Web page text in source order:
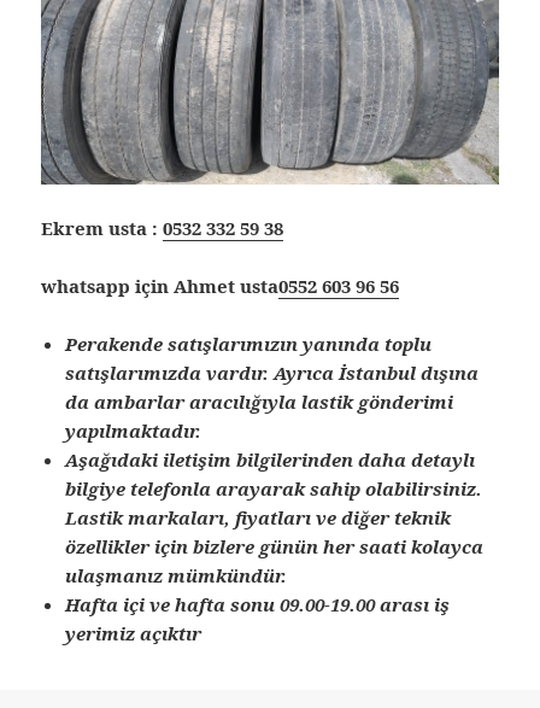
Ekrem usta :0532 332 59 38
whatsapp için Ahmet usta0552 603 96 56
Perakende satışlarımızın yanında toplu
satışlarımızda vardır. Ayrıca İstanbul dışına
da ambarlar aracılığıyla lastik gönderimi
yapılmaktadır.
Aşağıdaki iletişim bilgilerinden daha detaylı
bilgiye telefonla arayarak sahip olabilirsiniz.
Lastik markaları, fiyatları ve diğer teknik
özellikler için bizlere günün her saati kolayca
ulaşmanız mümkündür.
Hafta içi ve hafta sonu 09.00-19.00 arası iş
yerimiz açıktır